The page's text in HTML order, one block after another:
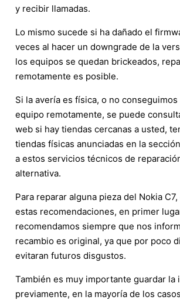
y recibir llamadas.
Lo mismo sucede si ha dañado el
veces al hacer un downgrade de la
los equipos se quedan brickeados,
remotamente es posible.
Si la avería es física, o no
equipo remotamente, se puede
web si hay tiendas cercanas a usted,
tiendas físicas anunciadas en la
a estos servicios técnicos de
alternativa.
Para reparar alguna pieza del Nokia
estas recomendaciones, en primer
recomendamos siempre que nos
recambio es original, ya que por poco
evitaran futuros disgustos.
También es muy importante guardar la
previamente, en la mayoría de los